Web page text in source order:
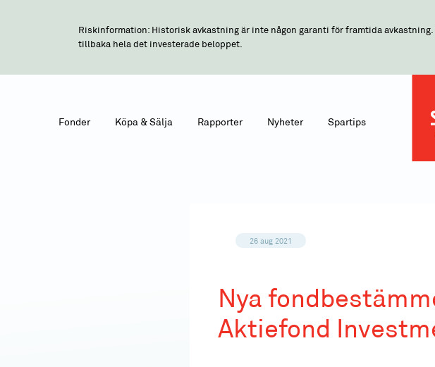
Riskinformation: Historisk avkastning är inte någon garanti för framtida
tillbaka hela det investerade beloppet.
Fonder Köpa & Sälja Rapporter Nyheter Spartips
26 aug 2021
Nya
Aktiefond